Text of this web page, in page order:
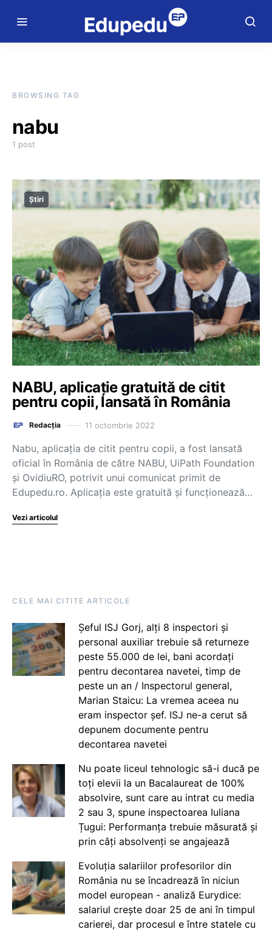
BROWSING TAG
nabu
1 post
Știri
NABU, aplicație gratuită de citit
pentru copii, lansată în România
Redacția 11 octombrie 2022
Nabu, aplicația de citit pentru copii, a fost lansată
oficial în România de către NABU, UiPath Foundation
și OvidiuRO, potrivit unui comunicat primit de
Edupedu.ro. Aplicația este gratuită și funcționează…
Vezi articolul
CELE MAI CITITE ARTICOLE
Șeful ISJ Gorj, alți 8 inspectori și
personal auxiliar trebuie să returneze
peste 55.000 de lei, bani acordați
pentru decontarea navetei, timp de
peste un an / Inspectorul general,
Marian Staicu: La vremea aceea nu
eram inspector șef. ISJ ne-a cerut să
depunem documente pentru
decontarea navetei
Nu poate liceul tehnologic să-i ducă pe
toți elevii la un Bacalaureat de 100%
absolvire, sunt care au intrat cu media
2 sau 3, spune inspectoarea Iuliana
Țugui: Performanța trebuie măsurată și
prin câți absolvenți se angajează
Evoluția salariilor profesorilor din
România nu se încadrează în niciun
model european - analiză Eurydice:
salariul crește doar 25 de ani în timpul
carierei, dar procesul e între statele cu